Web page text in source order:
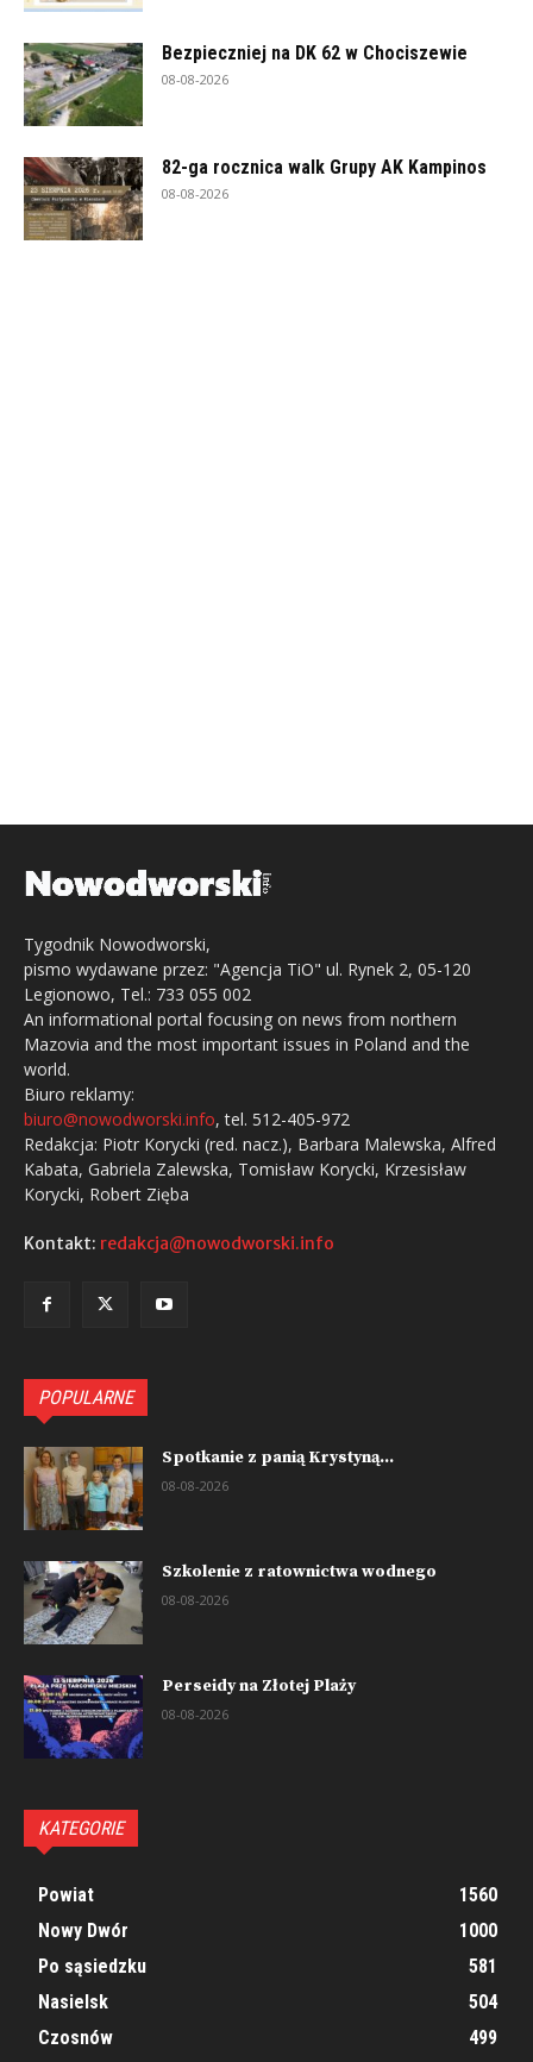
Bezpieczniej na DK 62 w Chociszewie
08-08-2026
82-ga rocznica walk Grupy AK Kampinos
08-08-2026
Tygodnik Nowodworski,
pismo wydawane przez: "Agencja TiO" ul. Rynek 2, 05-120
Legionowo, Tel.: 733 055 002
An informational portal focusing on news from northern
Mazovia and the most important issues in Poland and the
world.
Biuro reklamy:
biuro@nowodworski.info, tel. 512-405-972
Redakcja: Piotr Korycki (red. nacz.), Barbara Malewska, Alfred
Kabata, Gabriela Zalewska, Tomisław Korycki, Krzesisław
Korycki, Robert Zięba
Kontakt: redakcja@nowodworski.info
POPULARNE
Spotkanie z panią Krystyną...
08-08-2026
Szkolenie z ratownictwa wodnego
08-08-2026
Perseidy na Złotej Plaży
08-08-2026
KATEGORIE
Powiat
1560
Nowy Dwór
1000
Po sąsiedzku
581
Nasielsk
504
Czosnów
499